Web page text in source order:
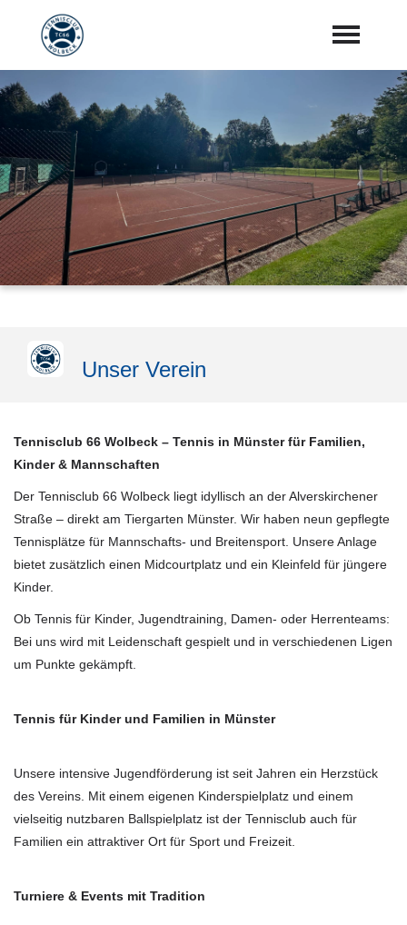
Startseite
Aktuelles
Vorstand
Training
Mannschaften
"Jetzt Mitglied werden"
Unser Verein
Tennisclub 66 Wolbeck – Tennis in Münster für Familien,
Kinder & Mannschaften
Der Tennisclub 66 Wolbeck liegt idyllisch an der Alverskirchener
Straße – direkt am Tiergarten Münster. Wir haben neun gepflegte
Tennisplätze für Mannschafts- und Breitensport. Unsere Anlage
bietet zusätzlich einen Midcourtplatz und ein Kleinfeld für jüngere
Kinder.
Ob Tennis für Kinder, Jugendtraining, Damen- oder Herrenteams:
Bei uns wird mit Leidenschaft gespielt und in verschiedenen Ligen
um Punkte gekämpft.
Tennis für Kinder und Familien in Münster
Unsere intensive Jugendförderung ist seit Jahren ein Herzstück
des Vereins. Mit einem eigenen Kinderspielplatz und einem
vielseitig nutzbaren Ballspielplatz ist der Tennisclub auch für
Familien ein attraktiver Ort für Sport und Freizeit.
Turniere & Events mit Tradition